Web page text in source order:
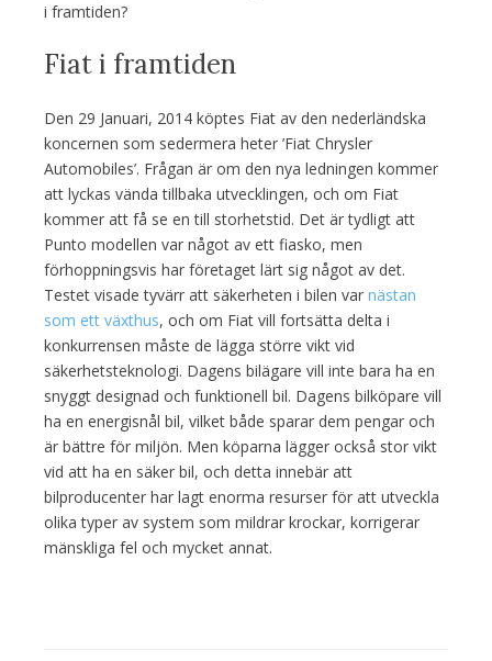
i framtiden?
Fiat i framtiden
Den 29 Januari, 2014 köptes Fiat av den nederländska
koncernen som sedermera heter ’Fiat Chrysler
Automobiles’. Frågan är om den nya ledningen kommer
att lyckas vända tillbaka utvecklingen, och om Fiat
kommer att få se en till storhetstid. Det är tydligt att
Punto modellen var något av ett fiasko, men
förhoppningsvis har företaget lärt sig något av det.
Testet visade tyvärr att säkerheten i bilen var nästan
som ett växthus, och om Fiat vill fortsätta delta i
konkurrensen måste de lägga större vikt vid
säkerhetsteknologi. Dagens bilägare vill inte bara ha en
snyggt designad och funktionell bil. Dagens bilköpare vill
ha en energisnål bil, vilket både sparar dem pengar och
är bättre för miljön. Men köparna lägger också stor vikt
vid att ha en säker bil, och detta innebär att
bilproducenter har lagt enorma resurser för att utveckla
olika typer av system som mildrar krockar, korrigerar
mänskliga fel och mycket annat.